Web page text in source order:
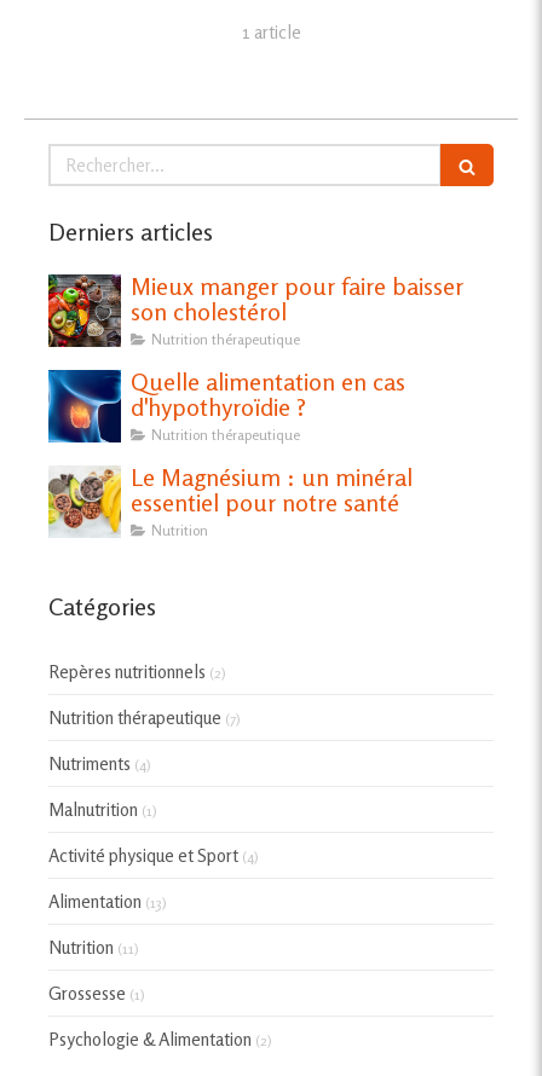
1 article
Rechercher
Derniers articles
Mieux manger pour faire baisser
son cholestérol
Nutrition thérapeutique
Quelle alimentation en cas
d'hypothyroïdie ?
Nutrition thérapeutique
Le Magnésium : un minéral
essentiel pour notre santé
Nutrition
Catégories
Repères nutritionnels (2)
Nutrition thérapeutique (7)
Nutriments (4)
Malnutrition (1)
Activité physique et Sport (4)
Alimentation (13)
Nutrition (11)
Grossesse (1)
Psychologie & Alimentation (2)